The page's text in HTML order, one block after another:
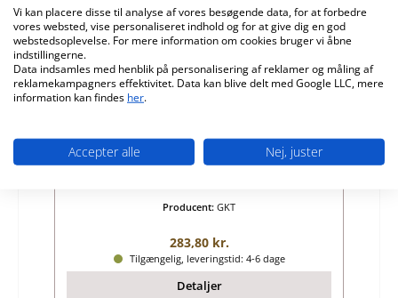
Producent: GKT
Almindelig pris:
283,80 kr.
Tilgængelig, leveringstid: 4-6 dage
Detaljer
Vi kan placere disse til analyse af vores besøgende data, for at forbedre
vores websted, vise personaliseret indhold og for at give dig en god
webstedsoplevelse. For mere information om cookies bruger vi åbne
indstillingerne.
Data indsamles med henblik på personalisering af reklamer og måling af
reklamekampagners effektivitet. Data kan blive delt med Google LLC, mere
information kan findes her.
Accepter alle Nej, juster